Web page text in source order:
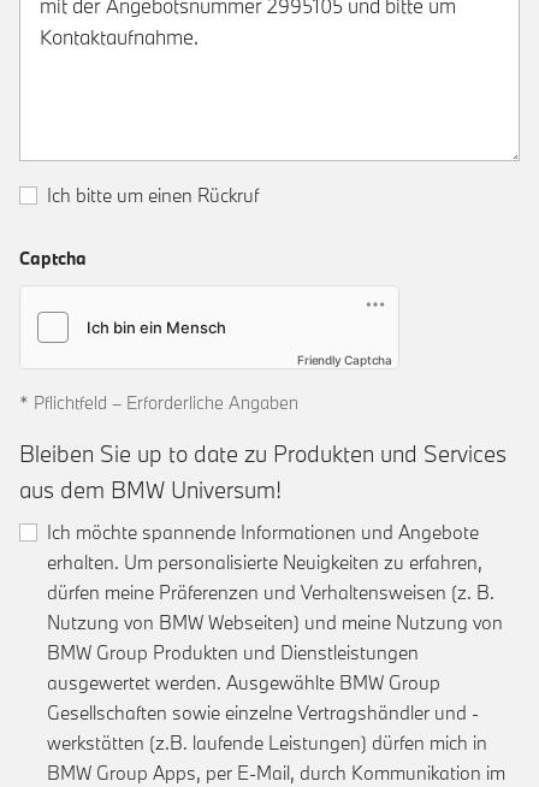
Ich bitte um einen Rückruf
Captcha
Friendly Captcha
* Pflichtfeld – Erforderliche Angaben
Bleiben Sie up to date zu Produkten und Services
aus dem BMW Universum!
Ich möchte spannende Informationen und Angebote
erhalten. Um personalisierte Neuigkeiten zu erfahren,
dürfen meine Präferenzen und Verhaltensweisen (z. B.
Nutzung von BMW Webseiten) und meine Nutzung von
BMW Group Produkten und Dienstleistungen
ausgewertet werden. Ausgewählte BMW Group
Gesellschaften sowie einzelne Vertragshändler und -
werkstätten (z.B. laufende Leistungen) dürfen mich in
BMW Group Apps, per E-Mail, durch Kommunikation im